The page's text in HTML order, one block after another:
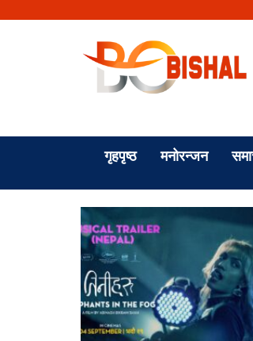
गृहपृष्ठ मनोरन्जन